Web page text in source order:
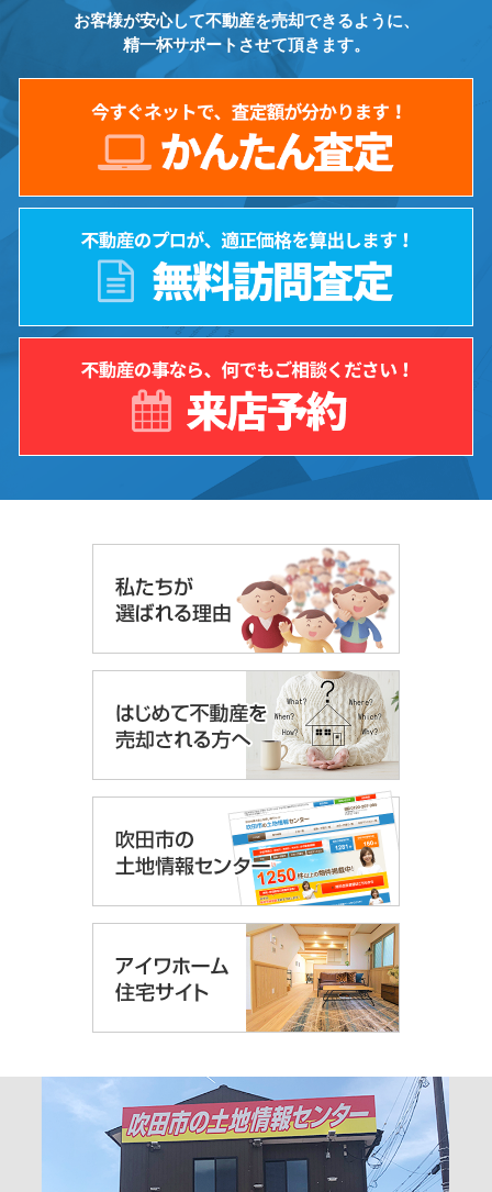
お客様が安心して不動産を売却できるように、
精一杯サポートさせて頂きます。